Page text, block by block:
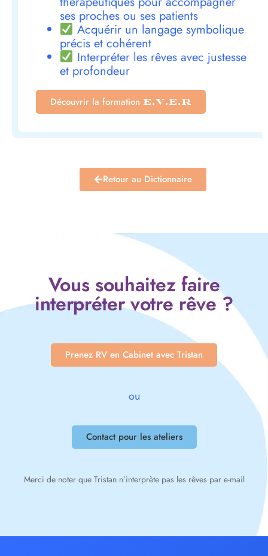
ses proches ou ses patients
Acquérir un langage symbolique
précis et cohérent
Interpréter les rêves avec justesse
et profondeur
Découvrir la formation E.V.E.R
Retour au Dictionnaire
Vous souhaitez faire
interpréter votre rêve ?
Prenez RV en Cabinet avec Tristan
ou
Contact pour les ateliers
Merci de noter que Tristan n’interprète pas les rêves par e-mail